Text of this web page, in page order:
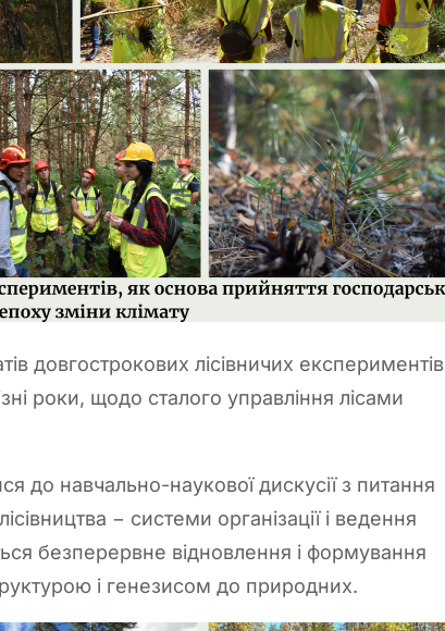
довгострокових лісівничих експериментів
роки, щодо сталого управління лісами
до навчально-наукової дискусії з питання
− системи організації і ведення
безперервне відновлення і формування
і генезисом до природних.